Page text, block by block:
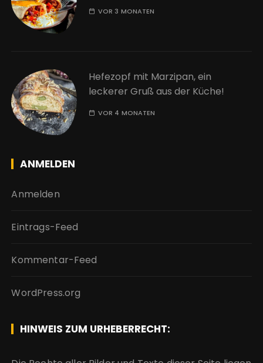
VOR 3 MONATEN
Hefezopf mit Marzipan, ein
leckerer Gruß aus der Küche!
VOR 4 MONATEN
ANMELDEN
Anmelden
Eintrags-Feed
Kommentar-Feed
WordPress.org
HINWEIS ZUM URHEBERRECHT: